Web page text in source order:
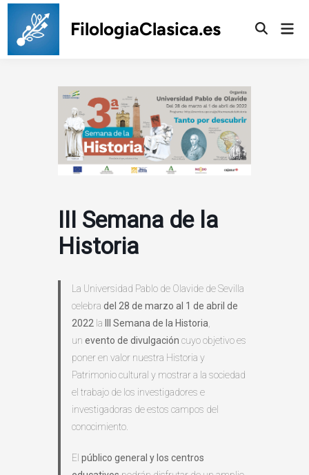
Saltar
contenido
FilologiaClasica.es
III Semana de la
Historia
La Universidad Pablo de Olavide de Sevilla
celebra del 28 de marzo al 1 de abril de
2022 la III Semana de la Historia
un evento de divulgación cuyo objetivo es
poner en valor nuestra Historia y
Patrimonio cultural y mostrar a la sociedad
el trabajo de los investigadores e
investigadoras de estos campos del
conocimiento.
El público general y los centros